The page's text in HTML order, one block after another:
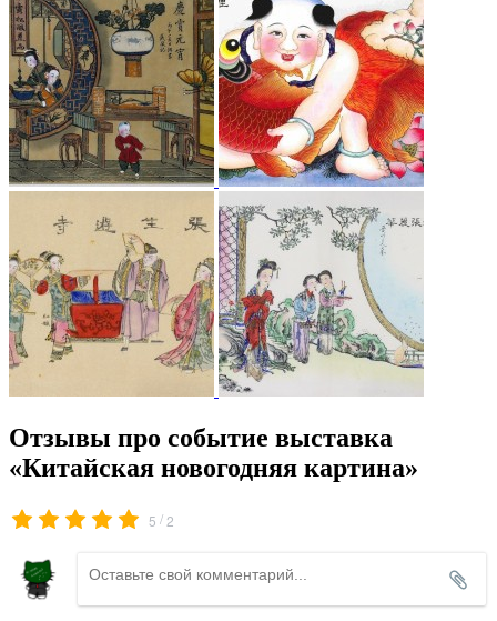
Отзывы про событие выставка
«Китайская новогодняя картина»
5 /2